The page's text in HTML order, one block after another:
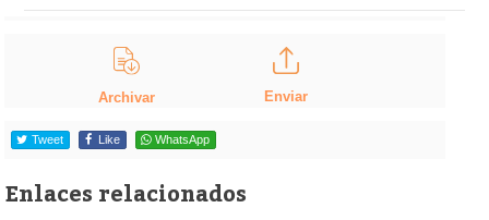
Archivar Enviar
Tweet Like WhatsApp
Enlaces relacionados